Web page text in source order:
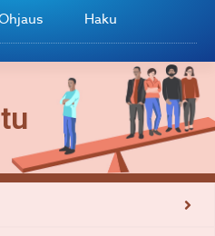
Haku